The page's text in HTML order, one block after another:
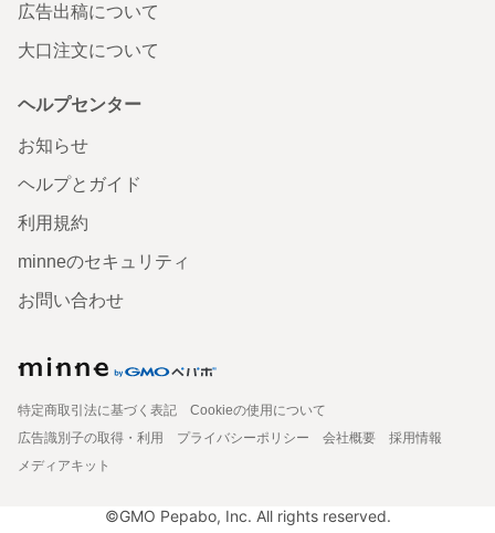
広告出稿について
大口注文について
ヘルプセンター
お知らせ
ヘルプとガイド
利用規約
minneのセキュリティ
お問い合わせ
特定商取引法に基づく表記
Cookieの使用について
広告識別子の取得・利用
プライバシーポリシー 会社概要
採用情報
メディアキット
©GMO Pepabo, Inc. All rights reserved.